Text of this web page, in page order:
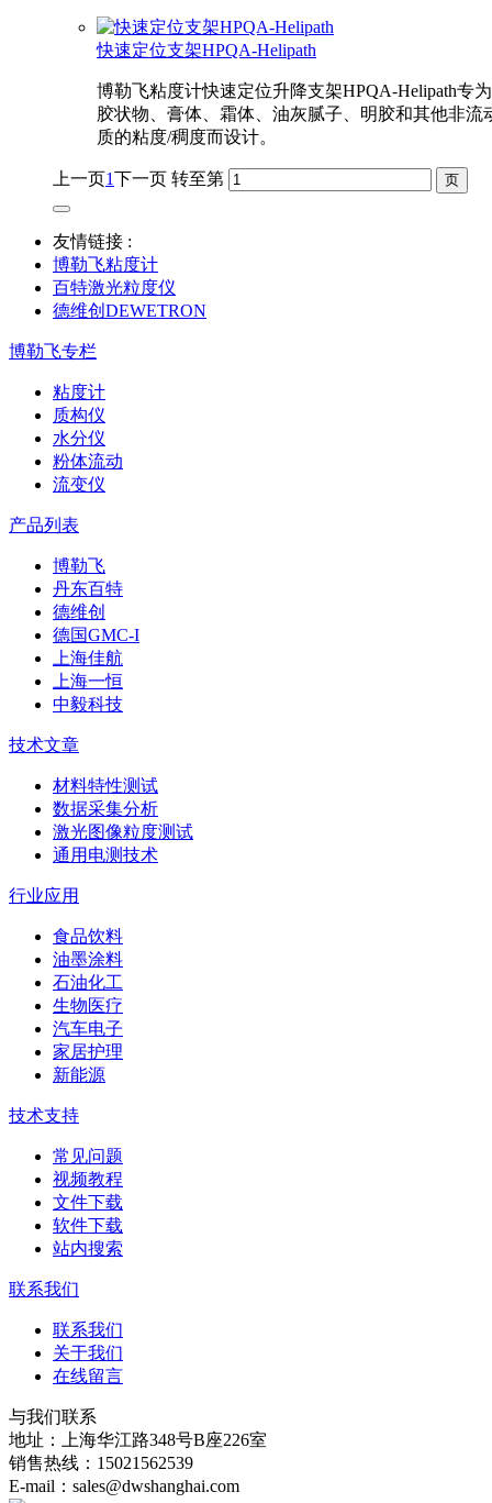
快速定位支架HPQA-Helipath
博勒飞粘度计快速定位升降支架HPQA-Helipath专
胶状物、膏体、霜体、油灰腻子、明胶和其他非流
质的粘度/稠度而设计。
上一页1下一页 转至第
友情链接 :
博勒飞粘度计
百特激光粒度仪
德维创DEWETRON
博勒飞专栏
粘度计
质构仪
水分仪
粉体流动
流变仪
产品列表
博勒飞
丹东百特
德维创
德国GMC-I
上海佳航
上海一恒
中毅科技
技术文章
材料特性测试
数据采集分析
激光图像粒度测试
通用电测技术
行业应用
食品饮料
油墨涂料
石油化工
生物医疗
汽车电子
家居护理
新能源
技术支持
常见问题
视频教程
文件下载
软件下载
站内搜索
联系我们
联系我们
关于我们
在线留言
与我们联系
地址：上海华江路348号B座226室
销售热线：15021562539
E-mail：sales@dwshanghai.com